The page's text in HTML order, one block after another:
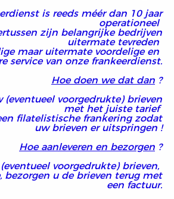
is reeds méér dan 10 jaar
operationeel
zijn belangrijke bedrijven
uitermate tevreden
maar uitermate voordelige en
service van onze frankeerdienst.
Hoe doen we dat dan ?
(eventueel voorgedrukte) brieven
met het juiste tarief
filatelistische frankering zodat
uw brieven er uitspringen !
Hoe aanleveren en bezorgen ?
voorgedrukte) brieven,
bezorgen u de brieven terug met
een factuur.